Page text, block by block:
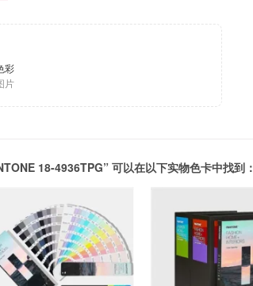
彩
片
18-4936TPG” 可以在以下实物色卡中找到：